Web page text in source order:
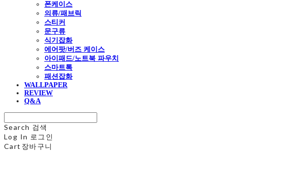
폰케이스
의류/패브릭
스티커
문구류
식기잡화
에어팟/버즈 케이스
아이패드/노트북 파우치
스마트톡
패션잡화
WALLPAPER
REVIEW
Q&A
Search 검색
Log In 로그인
Cart 장바구니